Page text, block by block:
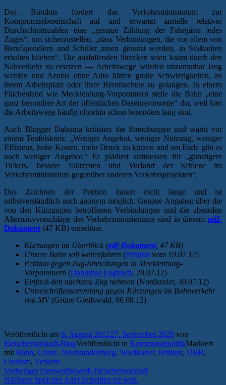
Das Bündnis fordert das Verkehrsministerium zur
Kompromissbereitschaft auf und erwartet anstelle relativer
Durchschnittszahlen eine „genaue Zählung der Fahrgäste jedes
Zuges“, um sicherzustellen, „dass Verbindungen, die vor allem von
Berufspendlern und Schüler_innen genutzt werden, in Stoßzeiten
erhalten blieben“. Die ausfallenden Strecken seien kaum durch den
Nahverkehr zu ersetzen — Arbeitswege würden unzumutbar lang
werden und Azubis ohne Auto hätten große Schwierigkeiten, zu
ihrem Arbeitsplatz oder ihrer Berufsschule zu gelangen. In einem
Flächenland wie Mecklenburg-Vorpommern stelle die Bahn „eine
ganz besondere Art der öffentlichen Daseinsvorsorge“ dar, weil hier
die Arbeitswege häufig ohnehin schon besonders lang sind.
Auch Blogger Daburna kritisiert die Streichungen und warnt vor
einem Teufelskreis: „Weniger Angebot, weniger Nutzung, weniger
Effizienz, hohe Kosten, mehr Druck zu kürzen und am Ende gibt es
noch weniger Angebot.“ Er plädiert stattdessen für „günstigere
Tickets, bessere Taktzeiten und Vorfahrt der Schiene im
Verkehrsministerium gegenüber anderen Verkehrsprojekten“.
Das Zeichnen der Petition dauert nicht lange und ist
selbstverständlich auch anonym möglich. Genaue Angaben über die
von den Kürzungen betroffenen Verbindungen und die absurden
Alternativvorschläge des Verkehrsministeriums sind in diesem pdf-
Dokument (47 KB) einsehbar.
Kürzungen im Überblick (pdf-Dokument, 47 KB)
Unsere Bahn soll weiterfahren (Petition vom 19.07.12)
Petition gegen Zug-Streichungen in Mecklenburg-
Vorpommern (Daburnas Logbuch, 20.07.12)
Einfach den nächsten Zug nehmen (Nordkurier, 30.07.12)
Unterschriftensammlung gegen Kürzungen im Bahnverkehr
von MV(Grüne Greifswald, 06.08.12)
Veröffentlicht am 8. August 201227. September 2020 von
Fleischervorstadt-BlogVeröffentlicht in KommunalpolitikMarkiert
mit Bahn, Grüne, Neubrandenburg, Nordkurier, Petition, UBB,
Usedom, Verkehr
Beitragsnavigation
Vorheriger Vorheriger
Beitrag:
Fotowettbewerb Fleischervorstadt
Nächster Nächster
Speicher Ade! Scheiden tut weh.